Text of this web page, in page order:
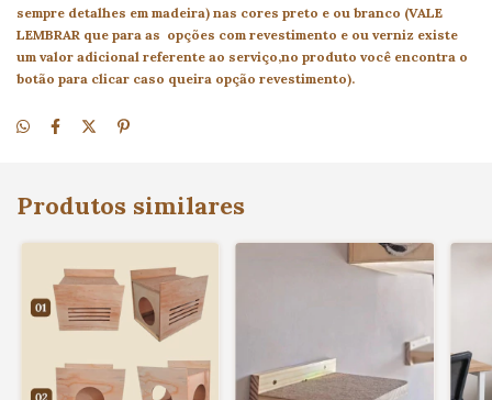
sempre detalhes em madeira) nas cores preto e ou branco (VALE
LEMBRAR que para as opções com revestimento e ou verniz existe
um valor adicional referente ao serviço,no produto você encontra o
botão para clicar caso queira opção revestimento).
Produtos similares